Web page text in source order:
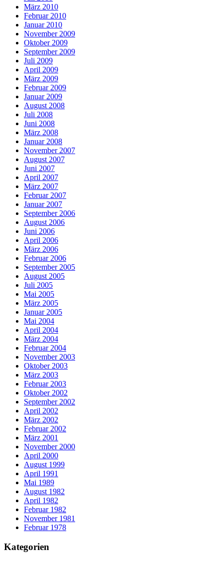
März 2010
Februar 2010
Januar 2010
November 2009
Oktober 2009
September 2009
Juli 2009
April 2009
März 2009
Februar 2009
Januar 2009
August 2008
Juli 2008
Juni 2008
März 2008
Januar 2008
November 2007
August 2007
Juni 2007
April 2007
März 2007
Februar 2007
Januar 2007
September 2006
August 2006
Juni 2006
April 2006
März 2006
Februar 2006
September 2005
August 2005
Juli 2005
Mai 2005
März 2005
Januar 2005
Mai 2004
April 2004
März 2004
Februar 2004
November 2003
Oktober 2003
März 2003
Februar 2003
Oktober 2002
September 2002
April 2002
März 2002
Februar 2002
März 2001
November 2000
April 2000
August 1999
April 1991
Mai 1989
August 1982
April 1982
Februar 1982
November 1981
Februar 1978
Kategorien